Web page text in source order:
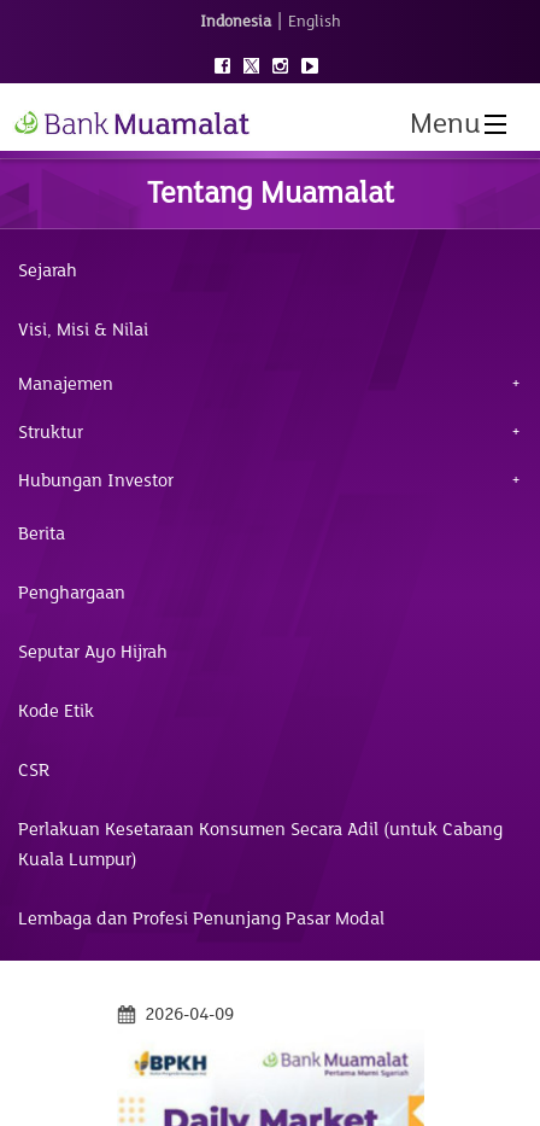
Indonesia | English
Menu
Tentang Muamalat
Sejarah
Visi, Misi & Nilai
Manajemen
Struktur
Hubungan Investor
Berita
Penghargaan
Seputar Ayo Hijrah
Kode Etik
CSR
Perlakuan Kesetaraan Konsumen Secara Adil (untuk Cabang
Kuala Lumpur)
Lembaga dan Profesi Penunjang Pasar Modal
2026-04-09